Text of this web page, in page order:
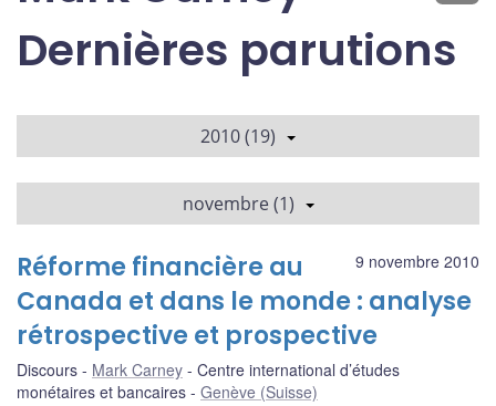
Dernières parutions
2010 (19)
novembre (1)
9 novembre 2010
Réforme financière au
Canada et dans le monde : analyse
rétrospective et prospective
Discours Mark Carney
Centre international d’études
monétaires et bancaires
Genève (Suisse)